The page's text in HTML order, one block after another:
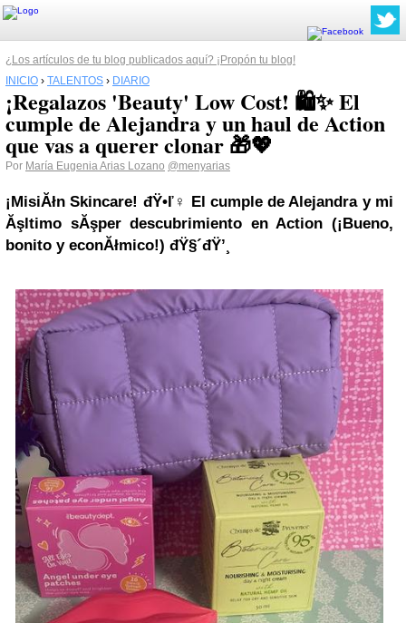
¿Los artículos de tu blog publicados aquí? ¡Propón tu blog!
INICIO › TALENTOS › DIARIO
¡Regalazos 'Beauty' Low Cost! 🛍️✨ El
cumple de Alejandra y un haul de Action
que vas a querer clonar 🎁💖
Por María Eugenia Arias Lozano @menyarias
¡MisiĂłn Skincare! đŸ•ľ️‍♀️ El cumple de Alejandra y mi
Ăşltimo sĂşper descubrimiento en Action (¡Bueno,
bonito y econĂłmico!) đŸ§´đŸ’¸